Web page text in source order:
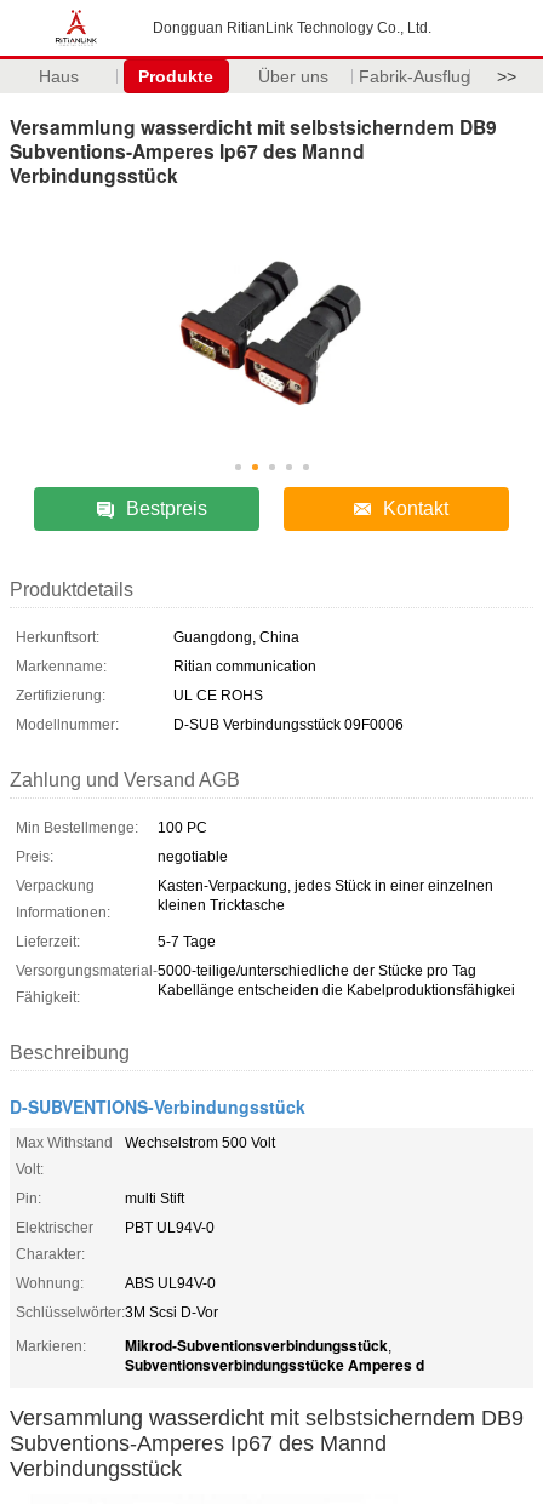
Dongguan RitianLink Technology Co., Ltd.
Haus Produkte Über uns Fabrik-Ausflug >>
Versammlung wasserdicht mit selbstsicherndem DB9
Subventions-Amperes Ip67 des Mannd
Verbindungsstück
Bestpreis Kontakt
Produktdetails
Herkunftsort:
Guangdong, China
Markenname:
Ritian communication
Zertifizierung:
UL CE ROHS
Modellnummer:
D-SUB Verbindungsstück 09F0006
Zahlung und Versand AGB
Min Bestellmenge:
100 PC
Preis:
negotiable
Verpackung
Informationen:
Kasten-Verpackung, jedes Stück in einer einzelnen
kleinen Tricktasche
Lieferzeit:
5-7 Tage
Versorgungsmaterial-
Fähigkeit:
5000-teilige/unterschiedliche der Stücke pro Tag
Kabellänge entscheiden die Kabelproduktionsfähigkei
Beschreibung
D-SUBVENTIONS-Verbindungsstück
Max Withstand
Volt:
Wechselstrom 500 Volt
Pin:
multi Stift
Elektrischer
Charakter:
PBT UL94V-0
Wohnung:
ABS UL94V-0
Schlüsselwörter:3M Scsi D-Vor
Markieren:
Mikrod-Subventionsverbindungsstück,
Subventionsverbindungsstücke Amperes d
Versammlung wasserdicht mit selbstsicherndem DB9
Subventions-Amperes Ip67 des Mannd
Verbindungsstück